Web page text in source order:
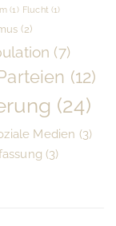
(1) Flucht (1)
(2)
(7)
(12)
(24)
Medien (3)
(3)